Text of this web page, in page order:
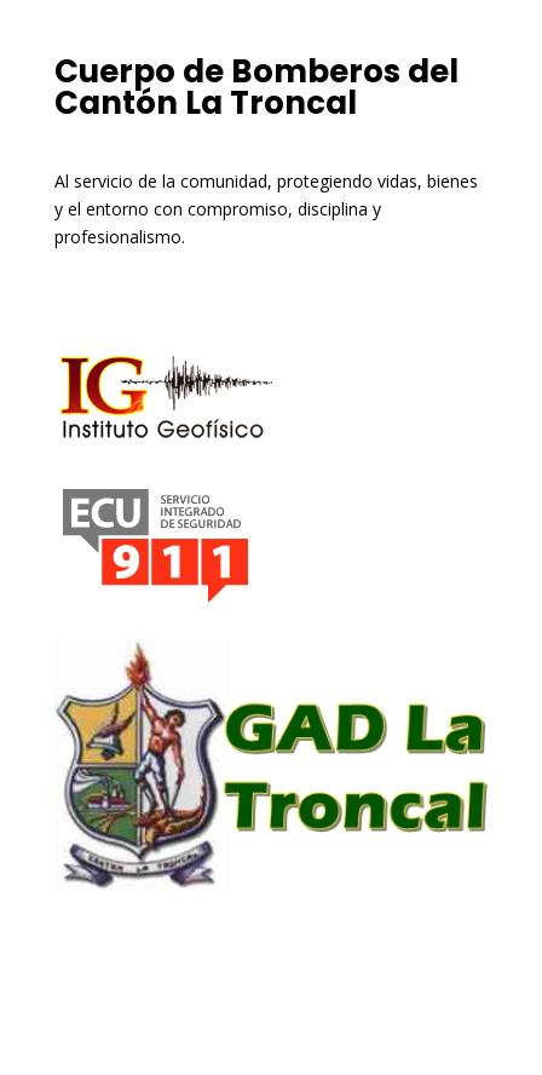
Cuerpo de Bomberos del
Cantón La Troncal
Al servicio de la comunidad, protegiendo vidas, bienes
y el entorno con compromiso, disciplina y
profesionalismo.